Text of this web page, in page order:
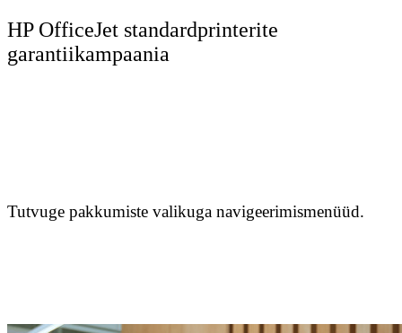
HP OfficeJet standardprinterite
garantiikampaania
Tutvuge pakkumiste valikuga navigeerimismenüüd.